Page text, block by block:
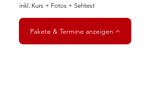
​inkl. Kurs + Fotos + Sehtest
Pakete & Termine anzeigen